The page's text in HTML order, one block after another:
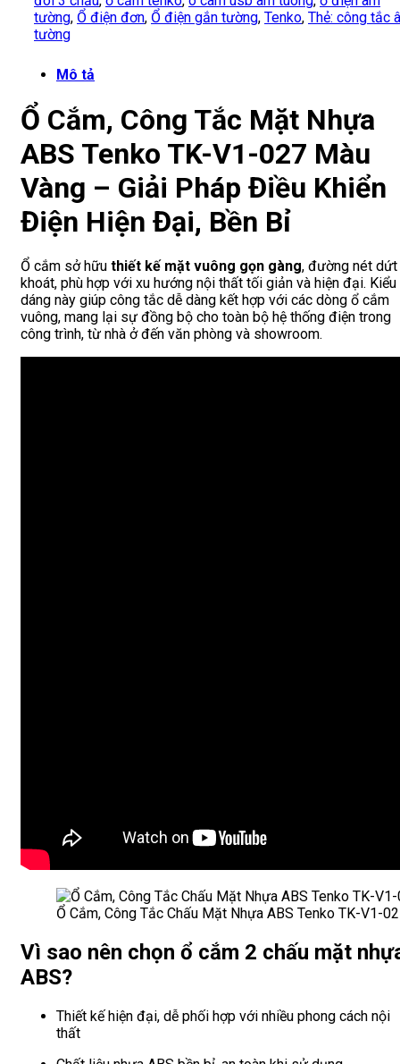
tường, Ổ điện đơn, Ổ điện gắn tường, Tenko, Thẻ: công tắc
tường
Mô tả
Ổ Cắm, Công Tắc Mặt Nhựa
ABS Tenko TK-V1-027 Màu
Vàng – Giải Pháp Điều Khiển
Điện Hiện Đại, Bền Bỉ
Ổ cắm sở hữu thiết kế mặt vuông gọn gàng, đường nét dứt
khoát, phù hợp với xu hướng nội thất tối giản và hiện đại. Kiểu
dáng này giúp công tắc dễ dàng kết hợp với các dòng ổ cắm
vuông, mang lại sự đồng bộ cho toàn bộ hệ thống điện trong
công trình, từ nhà ở đến văn phòng và showroom.
Ổ Cắm, Công Tắc Chấu Mặt Nhựa ABS Tenko TK-V1-
Vì sao nên chọn ổ cắm 2 chấu mặt
ABS?
Thiết kế hiện đại, dễ phối hợp với nhiều phong cách nội
thất